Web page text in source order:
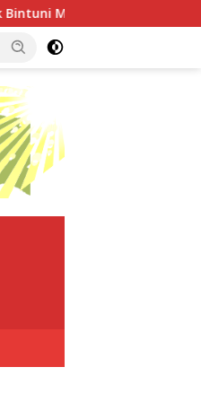
BP Tangguh Ditutup,